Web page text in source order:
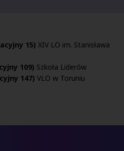
15) XIV LO im. Stanisława
109) Szkoła Liderów
147) VLO w Toruniu